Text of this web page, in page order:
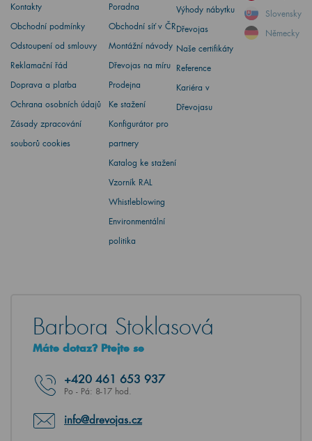
Kontakty
Obchodní podmínky
Odstoupení od smlouvy
Reklamační řád
Doprava a platba
Ochrana osobních údajů
Zásady zpracování
souborů cookies
Poradna
Obchodní síť v ČR
Montážní návody
Dřevojas na míru
Prodejna
Ke stažení
Konfigurátor pro
partnery
Katalog ke stažení
Vzorník RAL
Whistleblowing
Environmentální
politika
Výhody nábytku
Dřevojas
Naše certifikáty
Reference
Kariéra v
Dřevojasu
Slovensky
Německy
Barbora Stoklasová
Máte dotaz? Ptejte se
+420 461 653 937
Po - Pá: 8-17 hod.
info@drevojas.cz